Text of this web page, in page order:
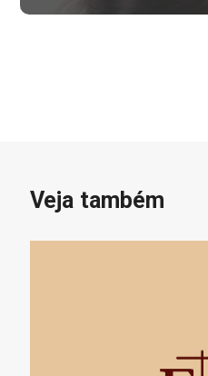
Veja também